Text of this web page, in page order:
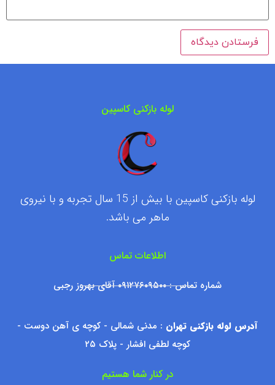
لوله بازکنی کاسپین
لوله بازکنی کاسپین با بیش از 15 سال تجربه و با نیروی
ماهر می باشد.
اطلاعات تماس
شماره تماس : ۰۹۱۲۷۶۰۹۵۰۰ آقای بهروز رجبی
آدرس لوله بازکنی تهران : مدنی شمالی - کوچه ی آهن دوست -
کوچه لطفی افشار - پلاک ۲۵
در کنار شما هستیم